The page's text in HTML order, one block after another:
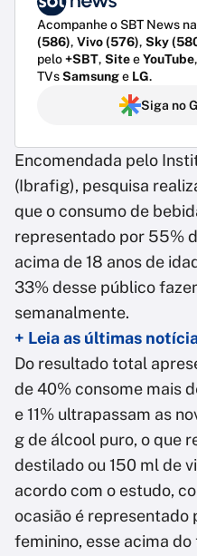
Acompanhe o SBT News
(586), Vivo (576), Sky
pelo+SBT, SiteeYouTube
TVsSamsunge LG.
Siga no
Encomendada pelo
(Ibrafig), pesquisa
que o consumo de
representado por 55%
acima de 18 anos de
33% desse público
semanalmente.
+ Leia as últimas
Do resultado total
de 40% consome mais
e 11% ultrapassam as
g de álcool puro, o que
destilado ou 150 ml de
acordo com o estudo,
ocasião é representado
feminino, esse acima